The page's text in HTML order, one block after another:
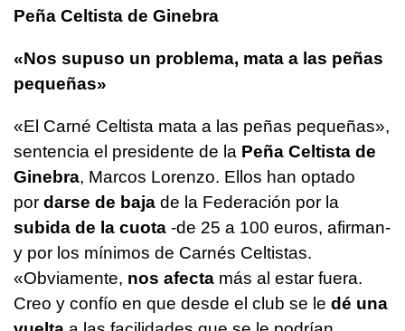
Peña Celtista de Ginebra
«Nos supuso un problema, mata a las peñas
pequeñas»
«El Carné Celtista mata a las peñas pequeñas»,
sentencia el presidente de la Peña Celtista de
Ginebra, Marcos Lorenzo. Ellos han optado
por darse de baja de la Federación por la
subida de la cuota -de 25 a 100 euros, afirman-
y por los mínimos de Carnés Celtistas.
«Obviamente, nos afecta más al estar fuera.
Creo y confío en que desde el club se le dé una